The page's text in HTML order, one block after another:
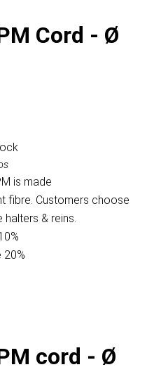
Cord - Ø
is made
fibre. Customers choose
& reins.
20%
cord - Ø